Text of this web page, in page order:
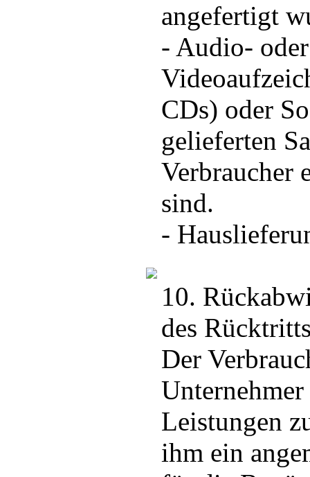
angefertigt
- Audio- oder
CDs) oder
gelieferten
Verbraucher
sind.
-
10.
des
Der
Leistungen
ihm ein